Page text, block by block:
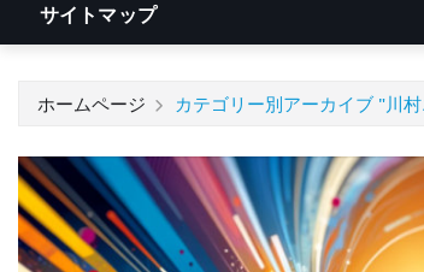
サイトマップ
ホームページ カテゴリー別アーカイブ "川